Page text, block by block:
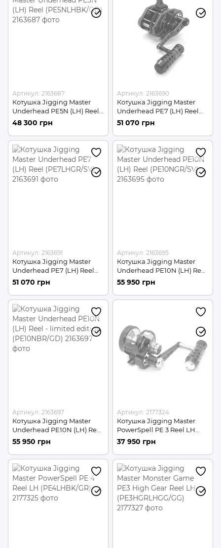
Артикул: 2163687
Котушка Jigging Master
Underhead PE5N (LH) Reel
(PE5NLHBK/GD)
48 300 грн
Артикул: 2163690
Котушка Jigging Master
Underhead PE7 (LH) Reel
(PE7LHBK/GD)
51 070 грн
Артикул: 2163691
Котушка Jigging Master
Underhead PE7 (LH) Reel
(PE7LHGR/SV)
51 070 грн
Артикул: 2163695
Котушка Jigging Master
Underhead PE10N (LH) Reel
(PE10NGR/SV)
55 950 грн
Артикул: 2163697
Котушка Jigging Master
Underhead PE10N (LH) Reel
- limited edition
(PE10NBR/GD)
55 950 грн
Артикул: 2177324
Котушка Jigging Master
PowerSpell PE 3 Reel LH
(PE3LHBK/GR)
37 950 грн